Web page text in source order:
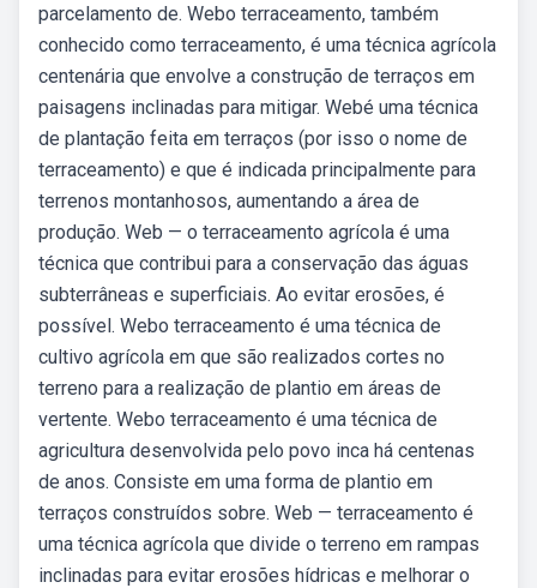
parcelamento de. Webo terraceamento, também
conhecido como terraceamento, é uma técnica agrícola
centenária que envolve a construção de terraços em
paisagens inclinadas para mitigar. Webé uma técnica
de plantação feita em terraços (por isso o nome de
terraceamento) e que é indicada principalmente para
terrenos montanhosos, aumentando a área de
produção. Web — o terraceamento agrícola é uma
técnica que contribui para a conservação das águas
subterrâneas e superficiais. Ao evitar erosões, é
possível. Webo terraceamento é uma técnica de
cultivo agrícola em que são realizados cortes no
terreno para a realização de plantio em áreas de
vertente. Webo terraceamento é uma técnica de
agricultura desenvolvida pelo povo inca há centenas
de anos. Consiste em uma forma de plantio em
terraços construídos sobre. Web — terraceamento é
uma técnica agrícola que divide o terreno em rampas
inclinadas para evitar erosões hídricas e melhorar o